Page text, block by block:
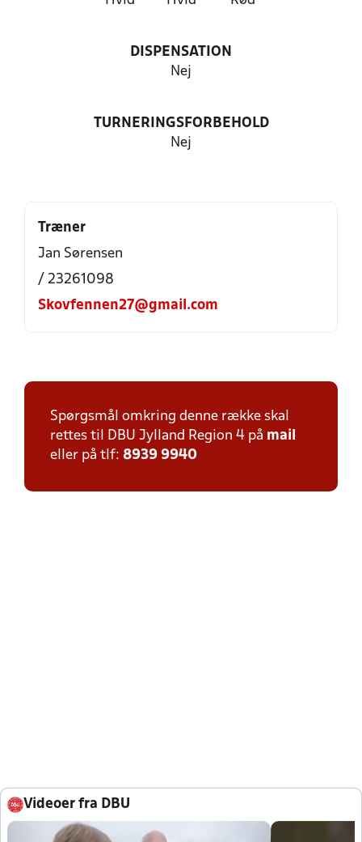
DISPENSATION
Nej
TURNERINGSFORBEHOLD
Nej
Træner
Jan Sørensen
/ 23261098
Skovfennen27@gmail.com
Spørgsmål omkring denne række skal
rettes til DBU Jylland Region 4 på mail
eller på tlf: 8939 9940
Videoer fra DBU